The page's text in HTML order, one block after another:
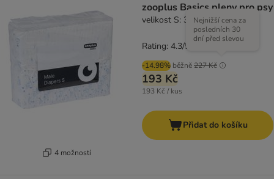
4 možností
zooplus Basics pleny pro psy
velikost S: 32 - 44 cm, 50 kusů
-14.98% běžně227 Kč
Nejnižší cena za
posledních 30
dní před slevou
193 Kč
193 Kč / kus
Rating: 4.3/5
Přidat do košíku